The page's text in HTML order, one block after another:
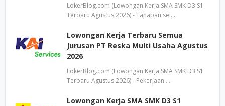
LokerBlog.com (Lowongan Kerja SMA SMK D3 S1
Terbaru Agustus 2026) - Tahapan sel…
Lowongan Kerja Terbaru Semua
Jurusan PT Reska Multi Usaha Agustus
2026
LokerBlog.com (Lowongan Kerja SMA SMK D3 S1
Terbaru Agustus 2026) - Pekerjaan …
Lowongan Kerja SMA SMK D3 S1